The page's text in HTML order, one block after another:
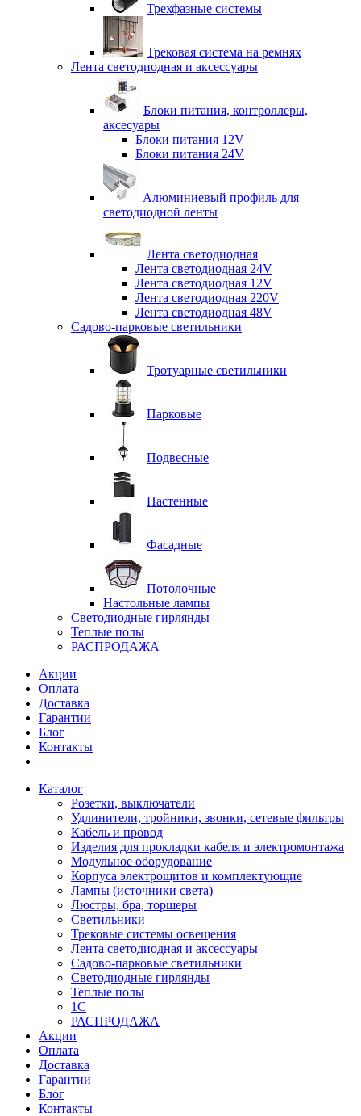
Трехфазные системы
Трековая система на ремнях
Лента светодиодная и аксессуары
Блоки питания, контроллеры,
аксесуары
Блоки питания 12V
Блоки питания 24V
Алюминиевый профиль для
светодиодной ленты
Лента светодиодная
Лента светодиодная 24V
Лента светодиодная 12V
Лента светодиодная 220V
Лента светодиодная 48V
Садово-парковые светильники
Тротуарные светильники
Парковые
Подвесные
Настенные
Фасадные
Потолочные
Настольные лампы
Светодиодные гирлянды
Теплые полы
РАСПРОДАЖА
Акции
Оплата
Доставка
Гарантии
Блог
Контакты
Каталог
Розетки, выключатели
Удлинители, тройники, звонки, сетевые фильтры
Кабель и провод
Изделия для прокладки кабеля и электромонтажа
Модульное оборудование
Корпуса электрощитов и комплектующие
Лампы (источники света)
Люстры, бра, торшеры
Светильники
Трековые системы освещения
Лента светодиодная и аксессуары
Садово-парковые светильники
Светодиодные гирлянды
Теплые полы
1С
РАСПРОДАЖА
Акции
Оплата
Доставка
Гарантии
Блог
Контакты